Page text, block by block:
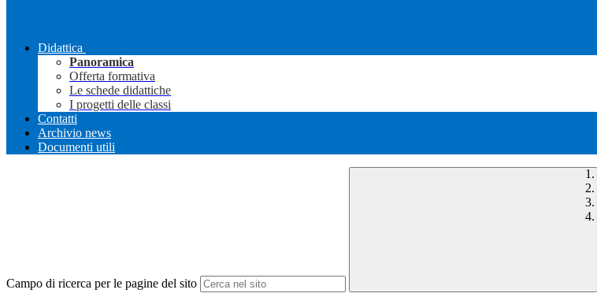
Didattica
Panoramica
Offerta formativa
Le schede didattiche
I progetti delle classi
Contatti
Archivio news
Documenti utili
Campo di ricerca per le pagine del sito